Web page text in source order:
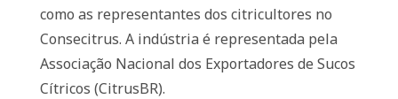
como as representantes dos citricultores no
Consecitrus. A indústria é representada pela
Associação Nacional dos Exportadores de Sucos
Cítricos (CitrusBR).